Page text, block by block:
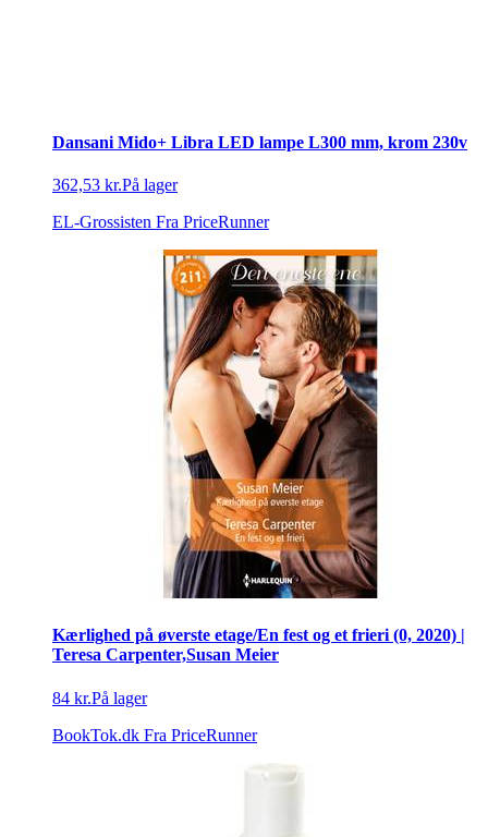
Dansani Mido+ Libra LED lampe L300 mm, krom 230v
362,53 kr.På lager
EL-Grossisten Fra PriceRunner
Kærlighed på øverste etage/En fest og et frieri (0, 2020) |
Teresa Carpenter,Susan Meier
84 kr.På lager
BookTok.dk Fra PriceRunner